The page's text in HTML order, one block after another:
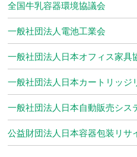
全国牛乳容器環境協議会
一般社団法人電池工業会
一般社団法人日本オフィス家具
一般社団法人日本カートリッジ
一般社団法人日本自動販売シス
公益財団法人日本容器包装リサ